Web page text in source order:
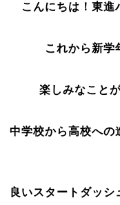
こんにちは！東進
これから新学
楽しみなこと
中学校から高校への
良いスタートダッ